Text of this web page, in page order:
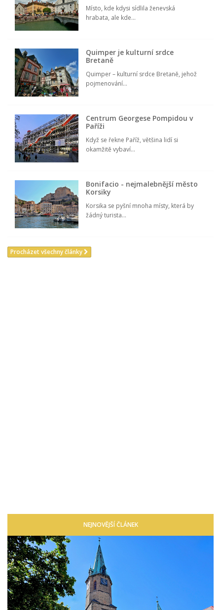
Místo, kde kdysi sídlila ženevská
hrabata, ale kde...
Quimper je kulturní srdce
Bretaně
Quimper – kulturní srdce Bretaně, jehož
pojmenování...
Centrum Georgese Pompidou v
Paříži
Když se řekne Paříž, většina lidí si
okamžitě vybaví...
Bonifacio - nejmalebnější město
Korsiky
Korsika se pyšní mnoha místy, která by
žádný turista...
Procházet všechny články
NEJNOVĚJŠÍ ČLÁNEK